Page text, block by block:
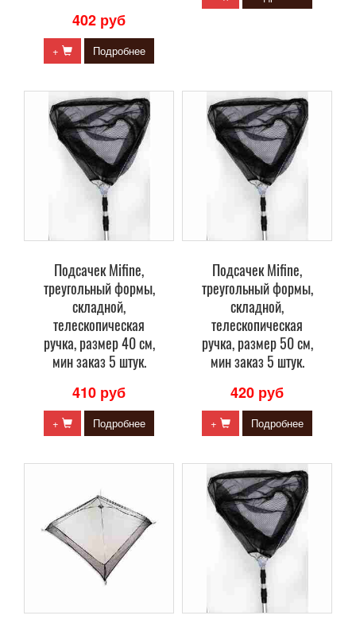
402 руб
+ Подробнее
Подсачек Mifine,
треугольный формы,
складной,
телескопическая
ручка, размер 40 см,
мин заказ 5 штук.
410 руб
+ Подробнее
Подсачек Mifine,
треугольный формы,
складной,
телескопическая
ручка, размер 50 см,
мин заказ 5 штук.
420 руб
+ Подробнее